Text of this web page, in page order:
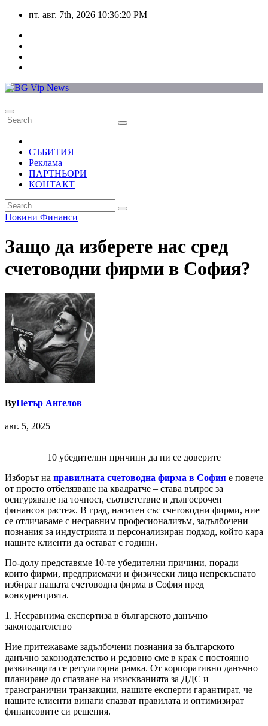
Skip
content
пт. авг. 7th, 2026 10:36:20 PM
СЪБИТИЯ
Реклама
ПАРТНЬОРИ
КОНТАКТ
Новини Финанси
Защо да изберете нас сред
счетоводни фирми в София?
ByПетър Ангелов
авг. 5, 2025
10 убедителни причини да ни се доверите
Изборът на правилната счетоводна фирма в София е повече
от просто отбелязване на квадратче – става въпрос за
осигуряване на точност, съответствие и дългосрочен
финансов растеж. В град, наситен със счетоводни фирми, ние
се отличаваме с несравним професионализъм, задълбочени
познания за индустрията и персонализиран подход, който кара
нашите клиенти да остават с години.
По-долу представяме 10-те убедителни причини, поради
които фирми, предприемачи и физически лица непрекъснато
избират нашата счетоводна фирма в София пред
конкуренцията.
1. Несравнима експертиза в българското данъчно
законодателство
Ние притежаваме задълбочени познания за българското
данъчно законодателство и редовно сме в крак с постоянно
развиващата се регулаторна рамка. От корпоративно данъчно
планиране до спазване на изискванията за ДДС и
трансгранични транзакции, нашите експерти гарантират, че
нашите клиенти винаги спазват правилата и оптимизират
финансовите си решения.